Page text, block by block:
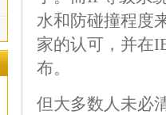
水和防碰撞程度
家的认可，并在
布。
但大多数人未必